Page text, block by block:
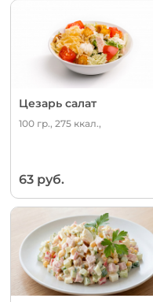
Цезарь салат
100 гр., 275 ккал.,
63 руб.